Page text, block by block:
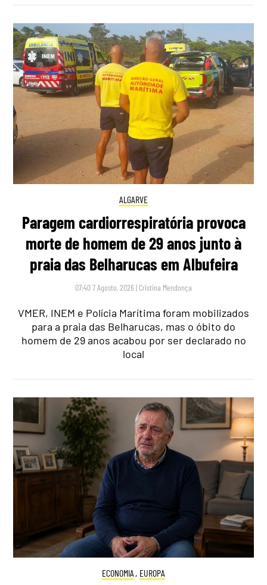
ALGARVE
Paragem cardiorrespiratória provoca
morte de homem de 29 anos junto à
praia das Belharucas em Albufeira
07:40 7 Agosto, 2026 | Cristina Mendonça
VMER, INEM e Polícia Marítima foram mobilizados
para a praia das Belharucas, mas o óbito do
homem de 29 anos acabou por ser declarado no
local
ECONOMIA , EUROPA